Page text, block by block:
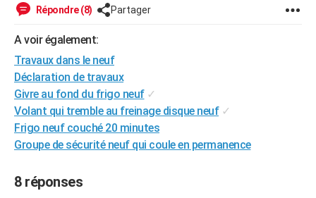
Art de vivre
Bien-être
Loisirs
Mode
Modes de vie
Alimentation
Guide de la santé
Maladies
Médicaments
Sommeil
Destinations
City break
Voyage nature
Voyage de noces
Forum
Climat
+PHOTO
GUIDES D'ACHAT
BONS PLANS
Carte de Noël
Carte Bonne année
Carte Saint-Valentin
Carte Pâques
Carte d'anniversaire
DICTIONNAIRE
Répondre (8) Partager
A voir également:
Travaux dans le neuf
Déclaration de travaux
Givre au fond du frigo neuf ✓
Volant qui tremble au freinage disque neuf ✓
Frigo neuf couché 20 minutes
Groupe de sécurité neuf qui coule en permanence
8 réponses